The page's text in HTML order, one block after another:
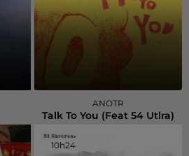
ANOTR
Talk To You (feat 54 Utlra)
10h24
10h24